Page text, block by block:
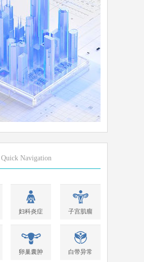
Quick Navigation
妇科炎症 子宫肌瘤
卵巢囊肿 白带异常